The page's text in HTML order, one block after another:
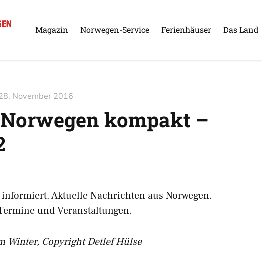
Magazin Norwegen-Service Ferienhäuser Das Land
November 2016
kompakt –
informiert. Aktuelle Nachrichten aus Norwegen.
und Veranstaltungen.
Winter, Copyright Detlef Hülse